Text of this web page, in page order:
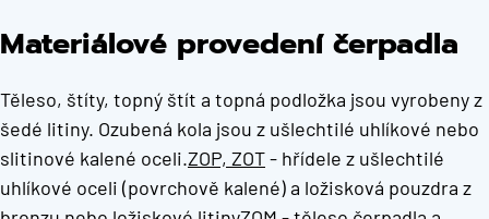
Materiálové provedení čerpadla
Těleso, štíty, topný štít a topná podložka jsou vyrobeny z
šedé litiny. Ozubená kola jsou z ušlechtilé uhlíkové nebo
slitinové kalené oceli.ZOP, ZOT- hřídele z ušlechtilé
uhlíkové oceli (povrchově kalené) a ložisková pouzdra z